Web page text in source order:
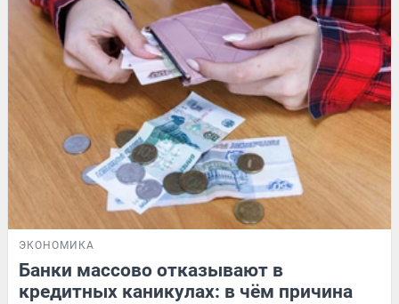
ЭКОНОМИКА
Банки массово отказывают в
кредитных каникулах: в чём причина